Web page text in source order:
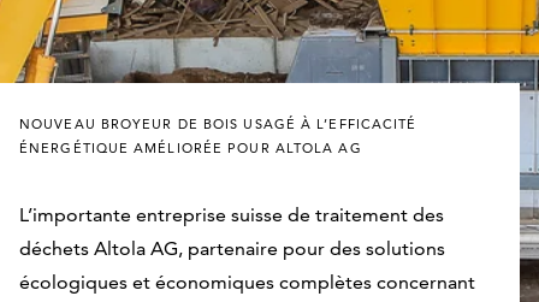
NOUVEAU BROYEUR DE BOIS USAGÉ À L’EFFICACITÉ
ÉNERGÉTIQUE AMÉLIORÉE POUR ALTOLA AG
L’importante entreprise suisse de traitement des
déchets Altola AG, partenaire pour des solutions
écologiques et économiques complètes concernant